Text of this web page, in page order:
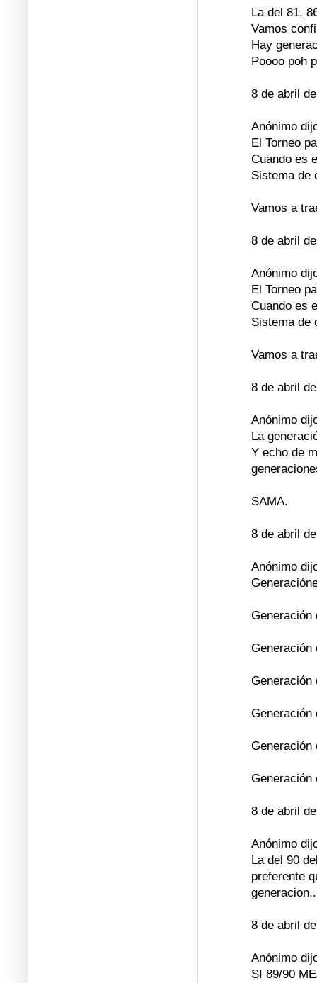
La del 81,
Vamos
Hay
Poooo poh
8 de abril
Anónimo
El Torneo
Cuando es
Sistema de
Vamos a
8 de abril
Anónimo
El Torneo
Cuando es
Sistema de
Vamos a
8 de abril
Anónimo
La
Y echo de
SAMA.
8 de abril
Anónimo
Generación
Generación
Generación
Generación
Generación
Generación
8 de abril
Anónimo
La del 90
preferente
8 de abril
Anónimo
SI 89/90